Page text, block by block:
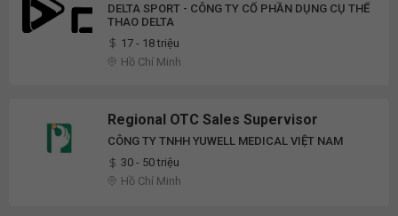
DELTA SPORT - CÔNG TY CỔ PHẦN DỤNG CỤ THỂ
THAO DELTA
17 - 18 triệu
Hồ Chí Minh
Regional OTC Sales Supervisor
CÔNG TY TNHH YUWELL MEDICAL VIỆT NAM
30 - 50 triệu
Hồ Chí Minh